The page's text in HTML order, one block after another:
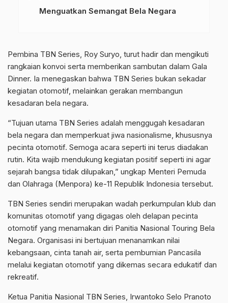
Menguatkan Semangat Bela Negara
Pembina TBN Series, Roy Suryo, turut hadir dan mengikuti
rangkaian konvoi serta memberikan sambutan dalam Gala
Dinner. Ia menegaskan bahwa TBN Series bukan sekadar
kegiatan otomotif, melainkan gerakan membangun
kesadaran bela negara.
“Tujuan utama TBN Series adalah menggugah kesadaran
bela negara dan memperkuat jiwa nasionalisme, khususnya
pecinta otomotif. Semoga acara seperti ini terus diadakan
rutin. Kita wajib mendukung kegiatan positif seperti ini agar
sejarah bangsa tidak dilupakan,” ungkap Menteri Pemuda
dan Olahraga (Menpora) ke-11 Republik Indonesia tersebut.
TBN Series sendiri merupakan wadah perkumpulan klub dan
komunitas otomotif yang digagas oleh delapan pecinta
otomotif yang menamakan diri Panitia Nasional Touring Bela
Negara. Organisasi ini bertujuan menanamkan nilai
kebangsaan, cinta tanah air, serta pembumian Pancasila
melalui kegiatan otomotif yang dikemas secara edukatif dan
rekreatif.
Ketua Panitia Nasional TBN Series, Irwantoko Selo Pranoto